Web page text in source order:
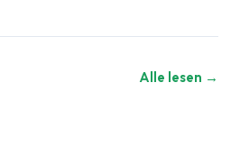
Alle lesen →